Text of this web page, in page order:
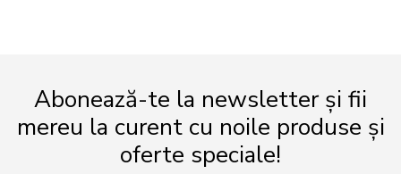
Abonează-te la newsletter și fii
mereu la curent cu noile produse și
oferte speciale!